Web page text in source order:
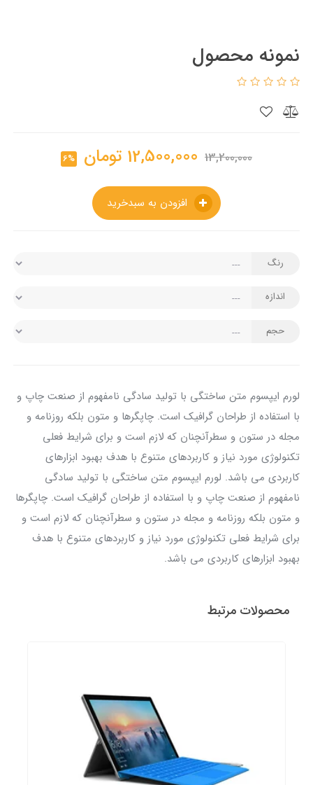
نمونه محصول
13,200,000
12,500,000 تومان 6%
رنگ
اندازه
حجم
لورم ایپسوم متن ساختگی با تولید سادگی نامفهوم از صنعت چاپ و
با استفاده از طراحان گرافیک است. چاپگرها و متون بلکه روزنامه و
مجله در ستون و سطرآنچنان که لازم است و برای شرایط فعلی
تکنولوژی مورد نیاز و کاربردهای متنوع با هدف بهبود ابزارهای
کاربردی می باشد. لورم ایپسوم متن ساختگی با تولید سادگی
نامفهوم از صنعت چاپ و با استفاده از طراحان گرافیک است. چاپگرها
و متون بلکه روزنامه و مجله در ستون و سطرآنچنان که لازم است و
برای شرایط فعلی تکنولوژی مورد نیاز و کاربردهای متنوع با هدف
بهبود ابزارهای کاربردی می باشد.
محصولات مرتبط